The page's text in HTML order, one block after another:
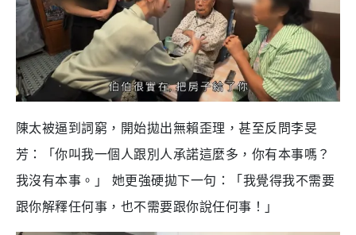
陳太被逼到詞窮，開始拋出無賴歪理，甚至反問李旻
芳：「你叫我一個人跟別人承諾這麼多，你有本事嗎？
我沒有本事。」 她更強硬拋下一句：「我覺得我不需要
跟你解釋任何事，也不需要跟你說任何事！」